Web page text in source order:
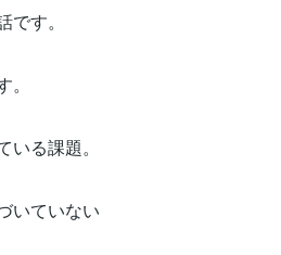
す。
る課題。
いていない